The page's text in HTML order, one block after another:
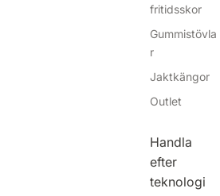
fritidsskor
Gummistövla
r
Jaktkängor
Outlet
Handla
efter
teknologi